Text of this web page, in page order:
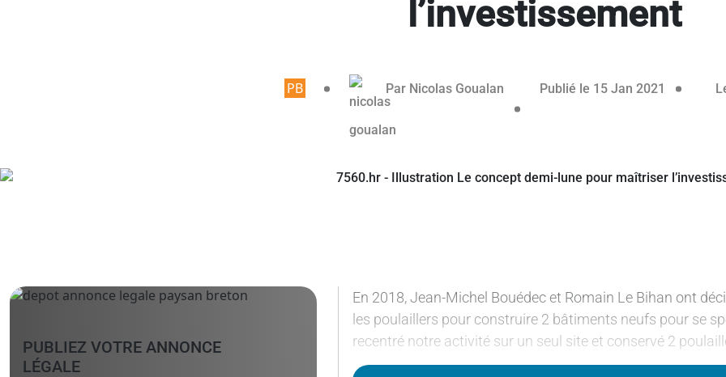
l’investissement
Article réservé aux abonnés
Par Nicolas Goualan Publié le 15 Jan 2021 15
En 2018, Jean-Michel Bouédec et Romain Le Bihan ont
les poulaillers pour construire 2 bâtiments neufs pour se
recentré notre activité sur un seul site et conservé 2
PUBLIEZ VOTRE ANNONCE
LÉGALE